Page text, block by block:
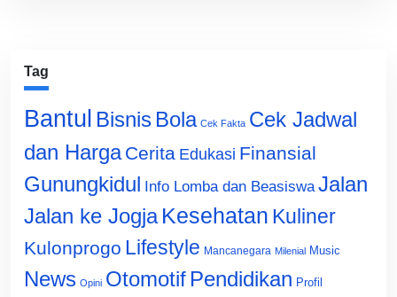
Tag
Bantul Bisnis Bola Cek Fakta Cek Jadwal
dan Harga Cerita Edukasi Finansial
Gunungkidul Info Lomba dan Beasiswa Jalan
Jalan ke Jogja Kesehatan Kuliner
Kulonprogo Lifestyle Mancanegara Milenial Music
News Opini Otomotif Pendidikan Profil